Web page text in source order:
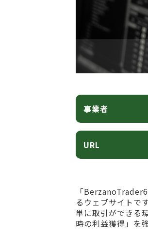
事業者
URL
「
るウェブサイトで
単に取引ができる
時の利益獲得」を